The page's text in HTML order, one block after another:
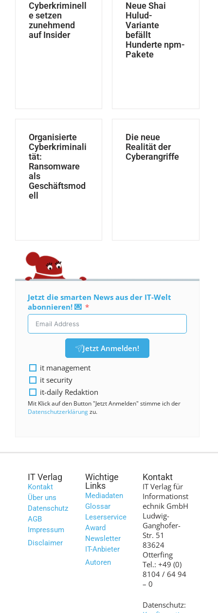
Cyberkriminell
e setzen
zunehmend
auf Insider
Neue Shai
Hulud-
Variante
befällt
Hunderte npm-
Pakete
Organisierte
Cyberkriminali
tät:
Ransomware
als
Geschäftsmod
ell
Die neue
Realität der
Cyberangriffe
Jetzt die smarten News aus der IT-Welt
abonnieren! 💌
Jetzt Anmelden!
it management
it security
it-daily Redaktion
Mit Klick auf den Button "Jetzt Anmelden" stimme ich der
Datenschutzerklärungzu.
IT Verlag
Kontakt
Über uns
Datenschutz
AGB
Impressum
Disclaimer
Wichtige
Links
Mediadaten
Glossar
Leserservice
Award
Newsletter
IT-Anbieter
Autoren
Kontakt
IT Verlag für
Informationst
echnik GmbH
Ludwig-
Ganghofer-
Str. 51
83624
Otterfing
Tel.: +49 (0)
8104 / 64 94
– 0
Datenschutz: